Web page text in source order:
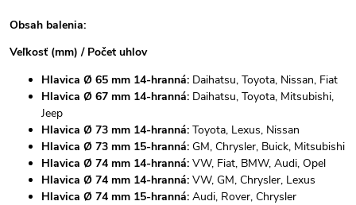
Obsah balenia:
Veľkosť (mm) / Počet uhlov
Hlavica Ø 65 mm 14-hranná: Daihatsu, Toyota, Nissan, Fiat
Hlavica Ø 67 mm 14-hranná: Daihatsu, Toyota, Mitsubishi,
Jeep
Hlavica Ø 73 mm 14-hranná: Toyota, Lexus, Nissan
Hlavica Ø 73 mm 15-hranná: GM, Chrysler, Buick, Mitsubishi
Hlavica Ø 74 mm 14-hranná: VW, Fiat, BMW, Audi, Opel
Hlavica Ø 74 mm 14-hranná: VW, GM, Chrysler, Lexus
Hlavica Ø 74 mm 15-hranná: Audi, Rover, Chrysler